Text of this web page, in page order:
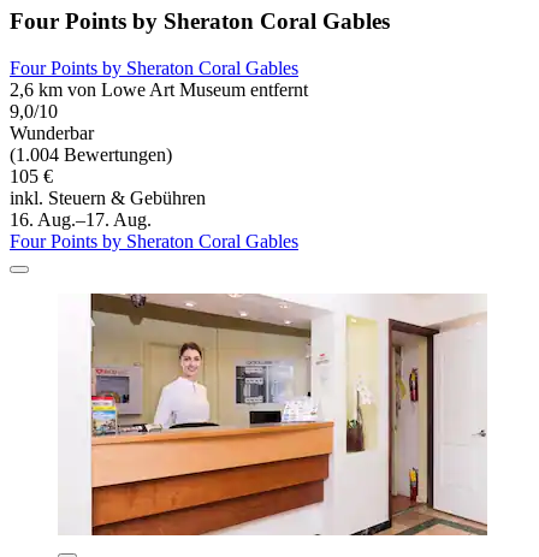
Four Points by Sheraton Coral Gables
Four Points by Sheraton Coral Gables
2,6 km von Lowe Art Museum entfernt
9,0/10
Wunderbar
(1.004 Bewertungen)
105 €
inkl. Steuern & Gebühren
16. Aug.–17. Aug.
Four Points by Sheraton Coral Gables